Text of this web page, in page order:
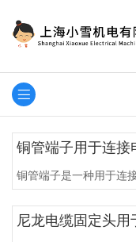
铜管端子用于连接
铜管端子是一种用于连